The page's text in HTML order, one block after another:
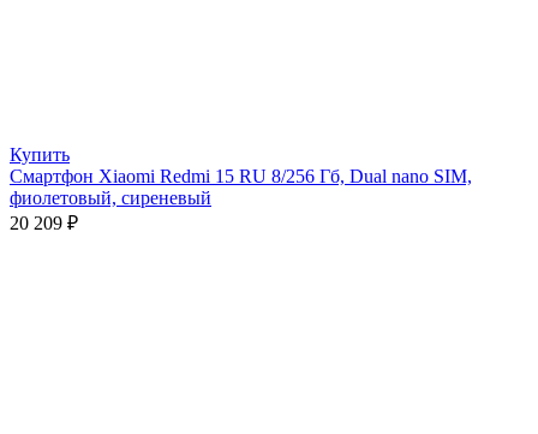
Купить
Смартфон Xiaomi Redmi 15 RU 8/256 Гб, Dual nano SIM,
фиолетовый, сиреневый
20 209 ₽